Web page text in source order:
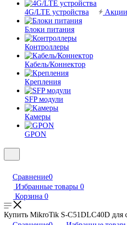
4G/LTE устройства
Блоки питания
Контроллеры
Кабель/Коннектор
Крепления
SFP модули
Камеры
GPON
Акции
Сравнение0
Избранные товары 0
Корзина 0
Купить MikroTik S-C51DLC40D для